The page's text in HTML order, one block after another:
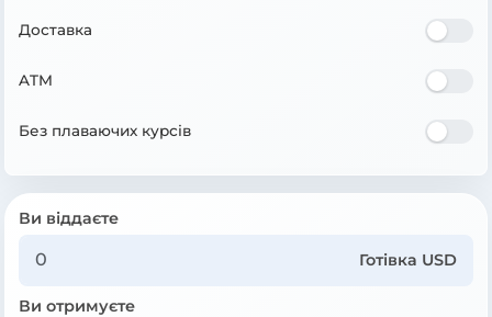
Доставка
ATM
Без плаваючих курсів
Ви віддаєте
Готівка USD
Ви отримуєте